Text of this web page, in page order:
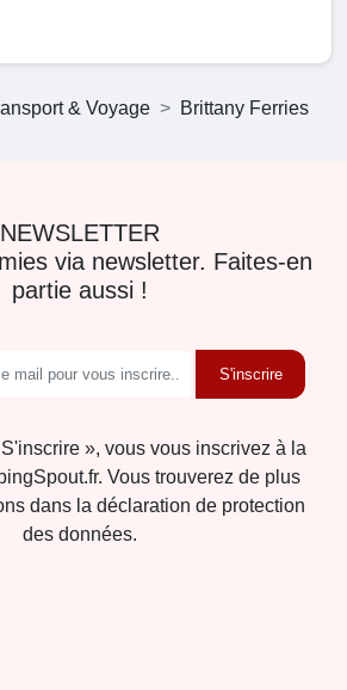
& Voyage Brittany Ferries
NEWSLETTER
via newsletter. Faites-en
partie aussi !
S'inscrire
», vous vous inscrivez à la
Vous trouverez de plus
dans la déclaration de protection
des données.